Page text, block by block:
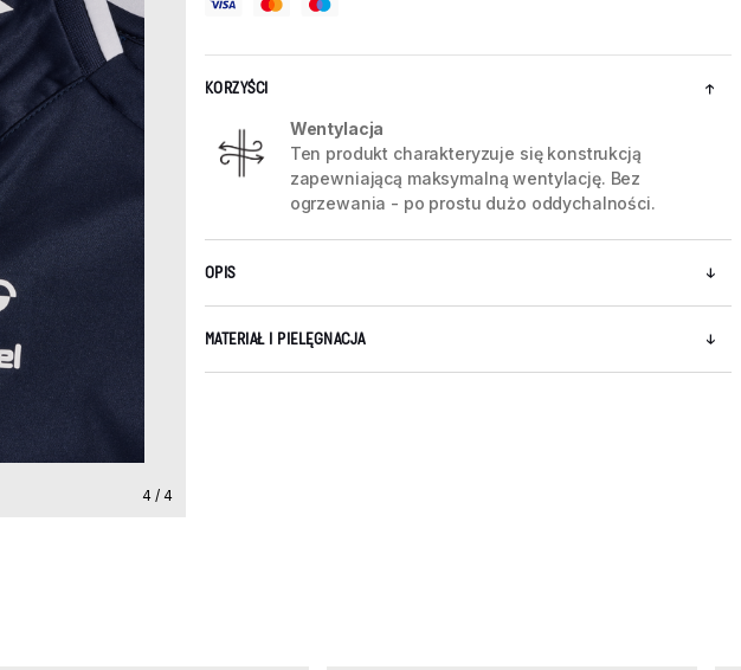
4 / 4
KORZYŚCI
Wentylacja
Ten produkt charakteryzuje się konstrukcją
zapewniającą maksymalną wentylację. Bez
ogrzewania - po prostu dużo oddychalności.
OPIS
MATERIAŁ I PIELĘGNACJA